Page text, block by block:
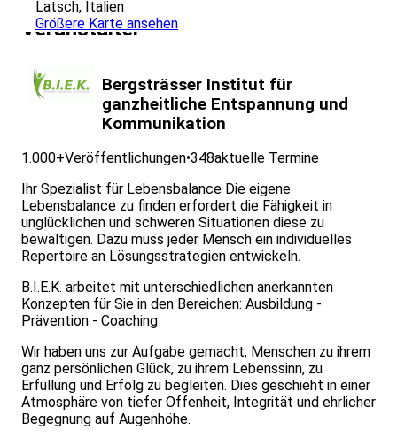
haben Sie die Möglichkeit, sich Ihre eigene, ganz
individuelle Strategie der Resilienz zu erarbeiten und in
nicht-alltäglichen Situationen (wie das Wandern eine sein
Kurz gesagt: Ein Seminar für alle, die noch mehr aus
Ihrem Leben machen wollen.
Wichtig: Der Schwerpunkt dieses Seminars ist das
Konzept „Resilienz – die Strategie der Stehauf-
Teilnehmer*innen die eigene Resilienz zu stärken und
zu werden. Dies ist kein Wanderseminar im
herkömmlichen Sinne. In diesem Seminar erleben Sie den
Wald und die Natur als Seminar- und Erlebnisraum. Dabei
tritt die gelaufene Strecke mehr und mehr in den
Hintergrund.
(noch besser) in der Lage:
Lösungen für Hindernisse und Schicksalsschläge zu
finden und entsprechende Bewältigungsstrategien
anzuwenden
Ihre Stimmungen zu steuern und sich in Balance zu
bringen
Wege zu mehr Akzeptanz von widrigen Umständen zu
finden
Ihre inneren Kraftquellen zu erkennen
Latsch, Italien
Größere Karte ansehen
Veranstalter
Bergsträsser Institut für
ganzheitliche Entspannung und
Kommunikation
1.000+Veröffentlichungen•348aktuelle Termine
Ihr Spezialist für Lebensbalance Die eigene
Lebensbalance zu finden erfordert die Fähigkeit in
unglücklichen und schweren Situationen diese zu
bewältigen. Dazu muss jeder Mensch ein individuelles
Repertoire an Lösungsstrategien entwickeln.
B.I.E.K. arbeitet mit unterschiedlichen anerkannten
Konzepten für Sie in den Bereichen: Ausbildung -
Prävention - Coaching
Wir haben uns zur Aufgabe gemacht, Menschen zu ihrem
ganz persönlichen Glück, zu ihrem Lebenssinn, zu
Erfüllung und Erfolg zu begleiten. Dies geschieht in einer
Atmosphäre von tiefer Offenheit, Integrität und ehrlicher
Begegnung auf Augenhöhe.